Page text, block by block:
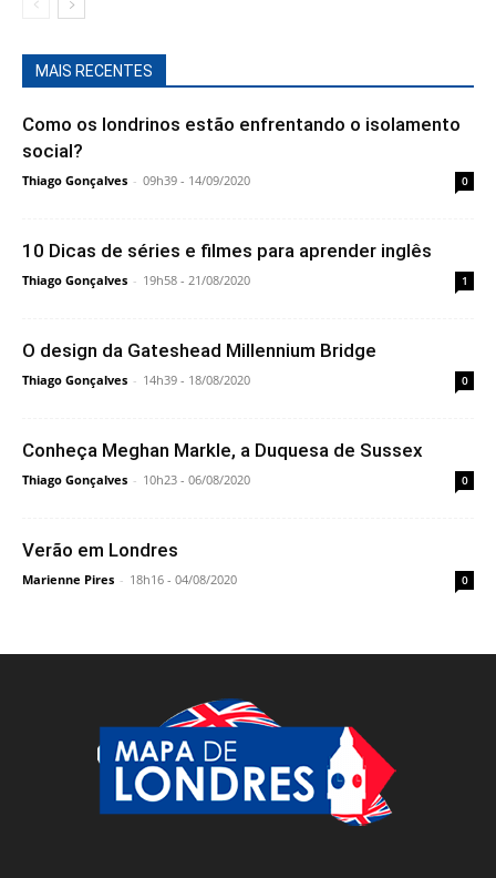
MAIS RECENTES
Como os londrinos estão enfrentando o isolamento
social?
Thiago Gonçalves - 09h39 - 14/09/2020 0
10 Dicas de séries e filmes para aprender inglês
Thiago Gonçalves - 19h58 - 21/08/2020 1
O design da Gateshead Millennium Bridge
Thiago Gonçalves - 14h39 - 18/08/2020 0
Conheça Meghan Markle, a Duquesa de Sussex
Thiago Gonçalves - 10h23 - 06/08/2020 0
Verão em Londres
Marienne Pires - 18h16 - 04/08/2020 0